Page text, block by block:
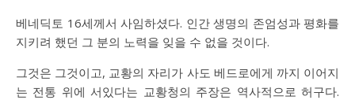
베네딕토 16세께서 사임하셨다. 인간 생명의 존엄성과 평화를
지키려 했던 그 분의 노력을 잊을 수 없을 것이다.
그것은 그것이고, 교황의 자리가 사도 베드로에게 까지 이어지
는 전통 위에 서있다는 교황청의 주장은 역사적으로 허구다.